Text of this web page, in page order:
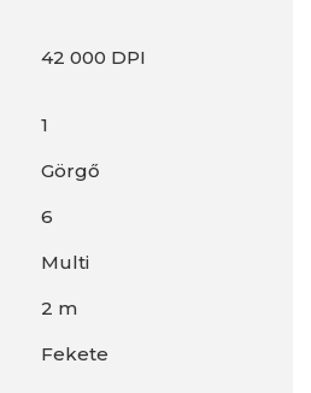
42 000 DPI
1
Görgő
6
Multi
2 m
Fekete